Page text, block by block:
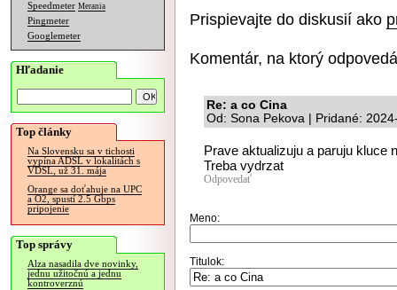
Speedmeter Merania
Pingmeter
Googlemeter
Hľadanie
Top články
Na Slovensku sa v tichosti
vypína ADSL v lokalitách s
VDSL, už 31. mája
Orange sa doťahuje na UPC
a O2, spustí 2.5 Gbps
pripojenie
Top správy
Alza nasadila dve novinky,
jednu užitočnú a jednu
kontroverznú
Prispievajte do diskusií ako
Komentár, na ktorý
Re: a co Cina
Od: Sona Pekova | Pridané:
Prave aktualizuju a paruju kluce
Treba vydrzat
Odpovedať
Meno:
Titulok: